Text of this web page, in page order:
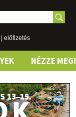
előfizetés
NÉZZE MEG!